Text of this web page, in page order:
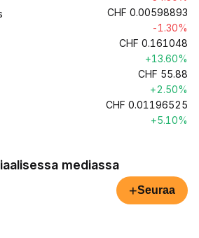
CHF 0.00598893
-1.30%
CHF 0.161048
+13.60%
CHF 55.88
+2.50%
CHF 0.01196525
+5.10%
mediassa
+Seuraa